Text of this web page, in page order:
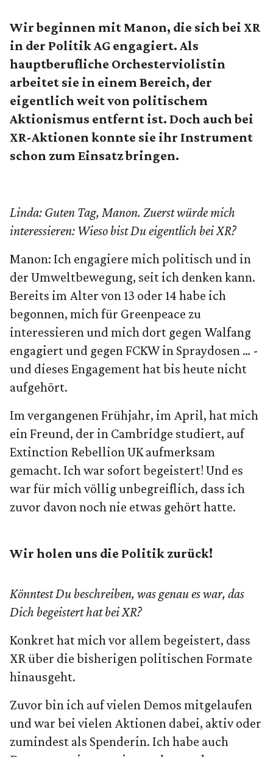
Wir beginnen mit Manon, die sich bei XR
in der Politik AG engagiert. Als
hauptberufliche Orchesterviolistin
arbeitet sie in einem Bereich, der
eigentlich weit von politischem
Aktionismus entfernt ist. Doch auch bei
XR-Aktionen konnte sie ihr Instrument
schon zum Einsatz bringen.
Linda: Guten Tag, Manon. Zuerst würde mich
interessieren: Wieso bist Du eigentlich bei XR?
Manon: Ich engagiere mich politisch und in
der Umweltbewegung, seit ich denken kann.
Bereits im Alter von 13 oder 14 habe ich
begonnen, mich für Greenpeace zu
interessieren und mich dort gegen Walfang
engagiert und gegen FCKW in Spraydosen … -
und dieses Engagement hat bis heute nicht
aufgehört.
Im vergangenen Frühjahr, im April, hat mich
ein Freund, der in Cambridge studiert, auf
Extinction Rebellion UK aufmerksam
gemacht. Ich war sofort begeistert! Und es
war für mich völlig unbegreiflich, dass ich
zuvor davon noch nie etwas gehört hatte.
Wir holen uns die Politik zurück!
Könntest Du beschreiben, was genau es war, das
Dich begeistert hat bei XR?
Konkret hat mich vor allem begeistert, dass
XR über die bisherigen politischen Formate
hinausgeht.
Zuvor bin ich auf vielen Demos mitgelaufen
und war bei vielen Aktionen dabei, aktiv oder
zumindest als Spenderin. Ich habe auch